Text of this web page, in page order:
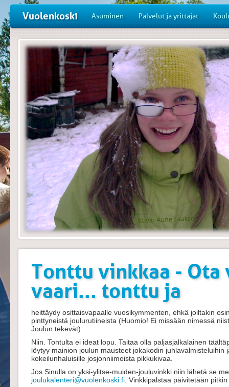
Vuolenkoski Asuminen Palvelut ja yrittäjät
Tonttu vinkkaa - Ota
vaari... tonttu ja
heittäydy osittaisvapaalle vuosikymmenten, ehkä joiltakin
pinttyneistä joulurutiineista (Huomio! Ei missään nimessä
Joulun tekevät).
Niin. Tontulta ei ideat lopu. Taitaa olla paljasjalkalainen
löytyy mainion joulun mausteet jokakodin
kokeilunhaluisille josjonniimoista pikkukivaa.
Jos Sinulla on yksi-ylitse-muiden-jouluvinkki niin lähetä se
joulukalenteri@vuolenkoski.fi . Vinkkipalstaa päivitetään